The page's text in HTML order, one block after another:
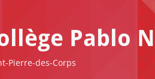
Pablo
Pierre-des-Corps